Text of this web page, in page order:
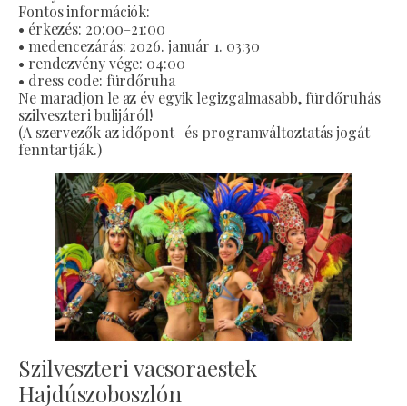
Fontos információk:
• érkezés: 20:00–21:00
• medencezárás: 2026. január 1. 03:30
• rendezvény vége: 04:00
• dress code: fürdőruha
Ne maradjon le az év egyik legizgalmasabb, fürdőruhás
szilveszteri bulijáról!
(A szervezők az időpont- és programváltoztatás jogát
fenntartják.)
Szilveszteri vacsoraestek
Hajdúszoboszlón